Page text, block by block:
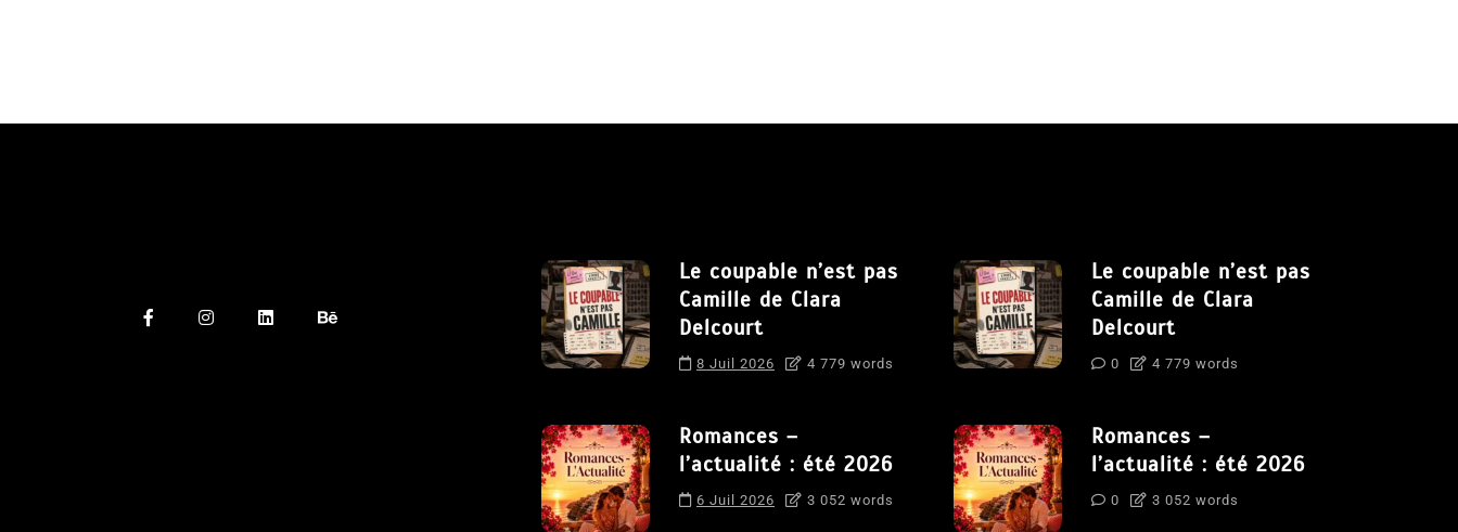
Le coupable n’est pas
Camille de Clara
Delcourt
8 Juil 2026 4 779 words
Romances –
l’actualité : été 2026
6 Juil 2026 3 052 words
Le coupable n’est pas
Camille de Clara
Delcourt
0 4 779 words
Romances –
l’actualité : été 2026
0 3 052 words